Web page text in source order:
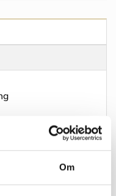
Om
0,045ct i